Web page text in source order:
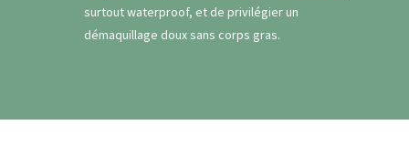
surtout waterproof, et de privilégier un
démaquillage doux sans corps gras.